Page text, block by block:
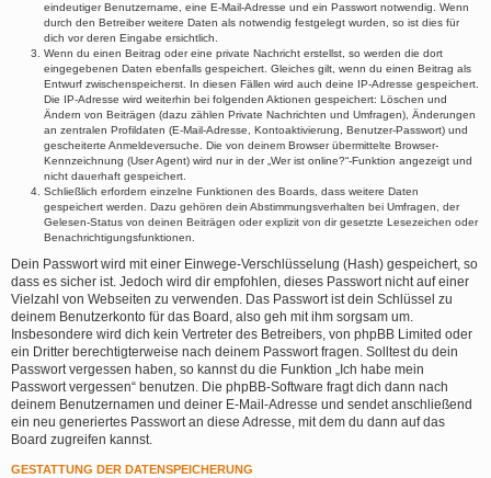
eindeutiger Benutzername, eine E-Mail-Adresse und ein Passwort notwendig. Wenn
durch den Betreiber weitere Daten als notwendig festgelegt wurden, so ist dies für
dich vor deren Eingabe ersichtlich.
Wenn du einen Beitrag oder eine private Nachricht erstellst, so werden die dort
eingegebenen Daten ebenfalls gespeichert. Gleiches gilt, wenn du einen Beitrag als
Entwurf zwischenspeicherst. In diesen Fällen wird auch deine IP-Adresse gespeichert.
Die IP-Adresse wird weiterhin bei folgenden Aktionen gespeichert: Löschen und
Ändern von Beiträgen (dazu zählen Private Nachrichten und Umfragen), Änderungen
an zentralen Profildaten (E-Mail-Adresse, Kontoaktivierung, Benutzer-Passwort) und
gescheiterte Anmeldeversuche. Die von deinem Browser übermittelte Browser-
Kennzeichnung (User Agent) wird nur in der „Wer ist online?“-Funktion angezeigt und
nicht dauerhaft gespeichert.
Schließlich erfordern einzelne Funktionen des Boards, dass weitere Daten
gespeichert werden. Dazu gehören dein Abstimmungsverhalten bei Umfragen, der
Gelesen-Status von deinen Beiträgen oder explizit von dir gesetzte Lesezeichen oder
Benachrichtigungsfunktionen.
Dein Passwort wird mit einer Einwege-Verschlüsselung (Hash) gespeichert, so
dass es sicher ist. Jedoch wird dir empfohlen, dieses Passwort nicht auf einer
Vielzahl von Webseiten zu verwenden. Das Passwort ist dein Schlüssel zu
deinem Benutzerkonto für das Board, also geh mit ihm sorgsam um.
Insbesondere wird dich kein Vertreter des Betreibers, von phpBB Limited oder
ein Dritter berechtigterweise nach deinem Passwort fragen. Solltest du dein
Passwort vergessen haben, so kannst du die Funktion „Ich habe mein
Passwort vergessen“ benutzen. Die phpBB-Software fragt dich dann nach
deinem Benutzernamen und deiner E-Mail-Adresse und sendet anschließend
ein neu generiertes Passwort an diese Adresse, mit dem du dann auf das
Board zugreifen kannst.
GESTATTUNG DER DATENSPEICHERUNG